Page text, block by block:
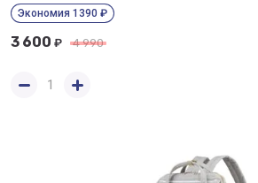
Экономия 1390 ₽
3 600 ₽ 4 990